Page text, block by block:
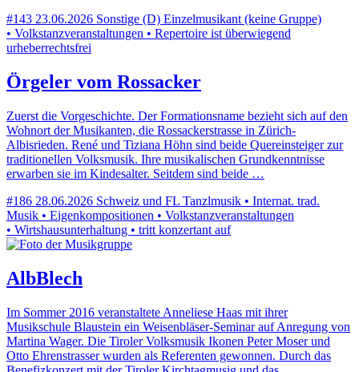
#143 23.06.2026 Sonstige (D) Einzelmusikant (keine Gruppe)
• Volkstanzveranstaltungen • Repertoire ist überwiegend
urheberrechtsfrei
Örgeler vom Rossacker
Zuerst die Vorgeschichte. Der Formationsname bezieht sich auf den
Wohnort der Musikanten, die Rossackerstrasse in Zürich-
Albisrieden. René und Tiziana Höhn sind beide Quereinsteiger zur
traditionellen Volksmusik. Ihre musikalischen Grundkenntnisse
erwarben sie im Kindesalter. Seitdem sind beide …
#186 28.06.2026 Schweiz und FL Tanzlmusik • Internat. trad.
Musik • Eigenkompositionen • Volkstanzveranstaltungen
• Wirtshausunterhaltung • tritt konzertant auf
AlbBlech
Im Sommer 2016 veranstaltete Anneliese Haas mit ihrer
Musikschule Blaustein ein Weisenbläser-Seminar auf Anregung von
Martina Wager. Die Tiroler Volksmusik Ikonen Peter Moser und
Otto Ehrenstrasser wurden als Referenten gewonnen. Durch das